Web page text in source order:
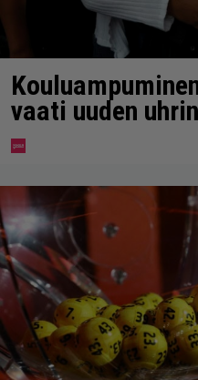
vaati uuden uhrin